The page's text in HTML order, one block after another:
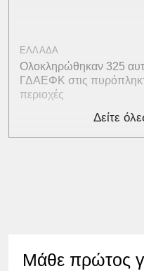
ΕΛΛΑΔΑ
Ολοκληρώθηκαν 325
ΓΔΑΕΦΚ στις
περιοχές
Δείτε
Μάθε πρώτος